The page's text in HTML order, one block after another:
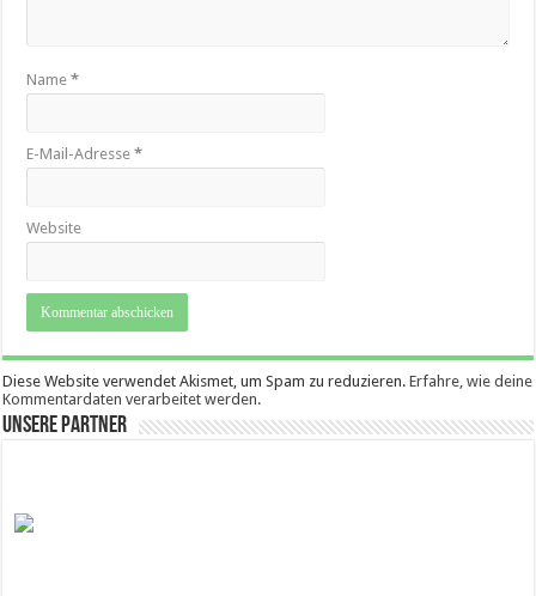
Name*
E-Mail-Adresse*
Website
Diese Website verwendet Akismet, um Spam zu reduzieren.Erfahre, wie deine
Kommentardaten verarbeitet werden.
Unsere Partner